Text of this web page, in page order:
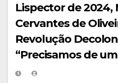
Lispector de 2024,
Cervantes de
Revolução
“Precisamos de
Paradigma em